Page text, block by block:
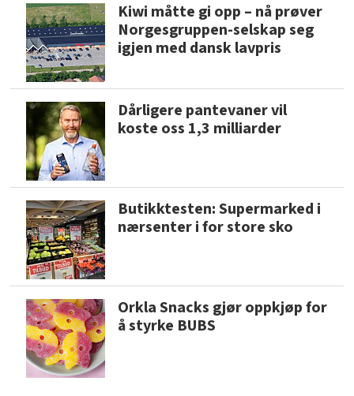
Kiwi måtte gi opp – nå prøver
Norgesgruppen-selskap seg
igjen med dansk lavpris
Dårligere pantevaner vil
koste oss 1,3 milliarder
Butikktesten: Supermarked i
nærsenter i for store sko
Orkla Snacks gjør oppkjøp for
å styrke BUBS